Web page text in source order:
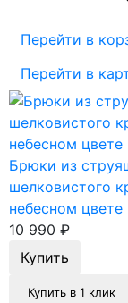
Перейти в
Перейти в
Брюки из
шелковистого
небесном цвете
10 990 ₽
Купить в 1 клик